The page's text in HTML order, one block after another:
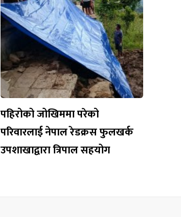
पहिरोको जोखिममा परेको
परिवारलाई नेपाल रेडक्रस फुलखर्क
उपशाखाद्वारा त्रिपाल सहयोग